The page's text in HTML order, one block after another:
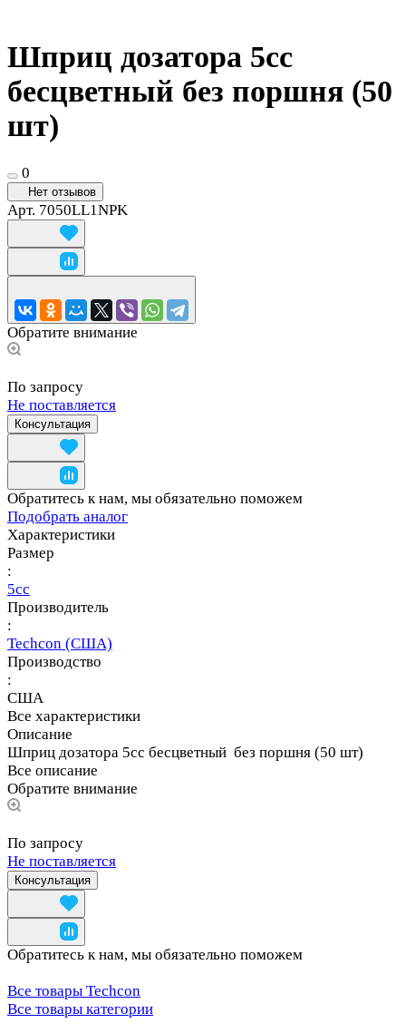
Шприц дозатора 5сс
бесцветный без поршня (50
шт)
0
Нет отзывов
Арт. 7050LL1NPK
Обратите внимание
По запросу
Не поставляется
Консультация
Обратитесь к нам, мы обязательно поможем
Подобрать аналог
Характеристики
Размер
:
5сс
Производитель
:
Techcon (США)
Производство
:
США
Все характеристики
Описание
Шприц дозатора 5сс бесцветный без поршня (50 шт)
Все описание
Обратите внимание
По запросу
Не поставляется
Консультация
Обратитесь к нам, мы обязательно поможем
Все товары Techcon
Все товары категории